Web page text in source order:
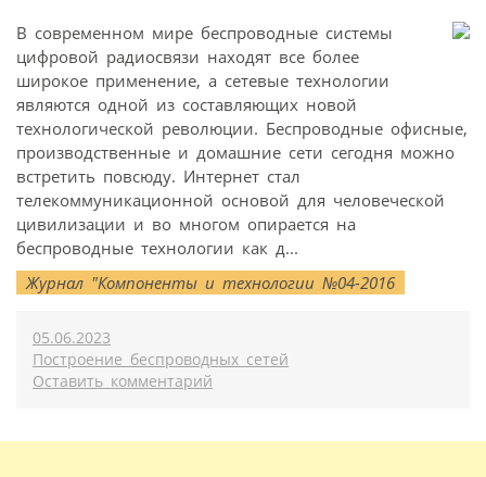
В современном мире беспроводные системы
цифровой радиосвязи находят все более
широкое применение, а сетевые технологии
являются одной из составляющих новой
технологической революции. Беспроводные офисные,
производственные и домашние сети сегодня можно
встретить повсюду. Интернет стал
телекоммуникационной основой для человеческой
цивилизации и во многом опирается на
беспроводные технологии как д...
Журнал "Компоненты и технологии №04-2016
05.06.2023
Построение беспроводных сетей
Оставить комментарий